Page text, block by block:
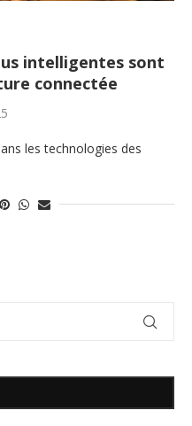
intelligentes sont
connectée
les technologies des